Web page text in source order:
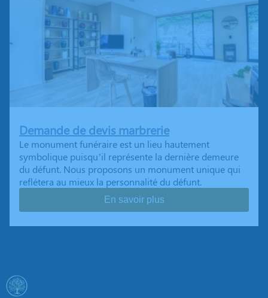
Demande de devis marbrerie
Le monument funéraire est un lieu hautement
symbolique puisqu’il représente la dernière demeure
du défunt. Nous proposons un monument unique qui
reflétera au mieux la personnalité du défunt.
En savoir plus